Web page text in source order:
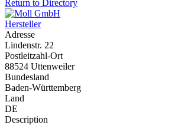
Return to Directory
Hersteller
Adresse
Lindenstr. 22
Postleitzahl-Ort
88524 Uttenweiler
Bundesland
Baden-Württemberg
Land
DE
Description